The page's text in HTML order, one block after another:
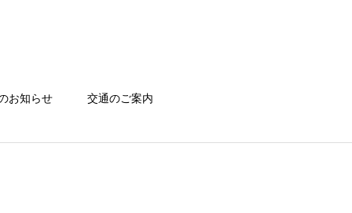
お知らせ 交通のご案内